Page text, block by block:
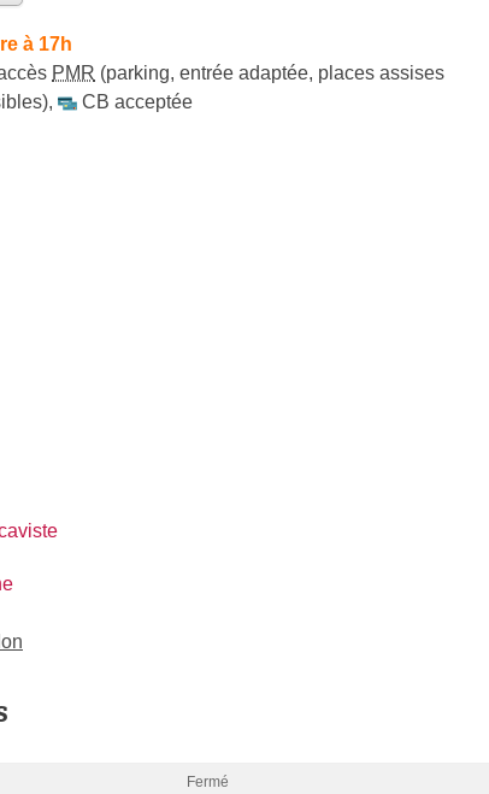
à 17h
PMR (parking, entrée adaptée, places assises
, CB acceptée
Fermé